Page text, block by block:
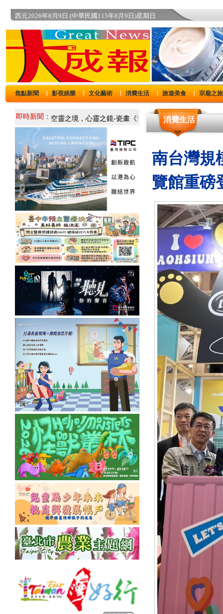
西元2026年8月9日 (中華民國115年8月9日)星期日
焦點新聞 影視娛樂 文化藝術 消費生活 旅遊美食 宗廟之旅
即時新聞： 消費生活
南台灣規
覽館重磅